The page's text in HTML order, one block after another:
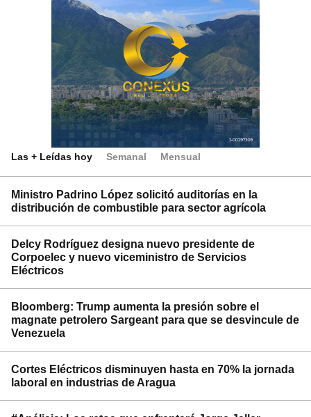
Las + Leídas hoy Semanal Mensual
Ministro Padrino López solicitó auditorías en la
distribución de combustible para sector agrícola
Delcy Rodríguez designa nuevo presidente de
Corpoelec y nuevo viceministro de Servicios
Eléctricos
Bloomberg: Trump aumenta la presión sobre el
magnate petrolero Sargeant para que se desvincule de
Venezuela
Cortes Eléctricos disminuyen hasta en 70% la jornada
laboral en industrias de Aragua